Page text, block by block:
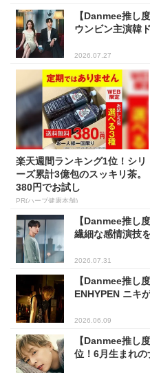
【Danmee推し
ウンビン主演韓
2026.07.27
楽天週間ランキング1位！シリ
ーズ累計3億包のスッキリ茶。
380円でお試し
PR(ハーブ健康本舗)
【Danmee推し
繊細な感情演技
2026.07.31
【Danmee推し
ENHYPEN ニキ
2026.06.09
【Danmee推し
位！6月生まれ